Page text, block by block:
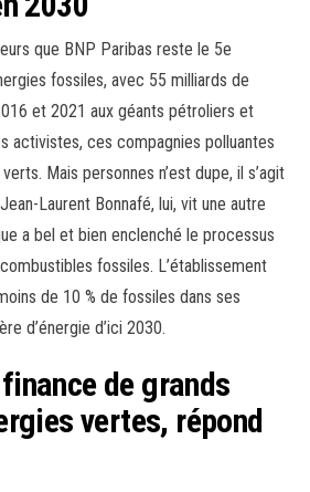
que BNP Paribas reste le 5e
fossiles, avec 55 milliards de
et 2021 aux géants pétroliers et
activistes, ces compagnies polluantes
Mais personnes n’est dupe, il s’agit
Laurent Bonnafé, lui, vit une autre
a bel et bien enclenché le processus
fossiles. L’établissement
de 10 % de fossiles dans ses
d’énergie d’ici 2030.
de grands
vertes, répond